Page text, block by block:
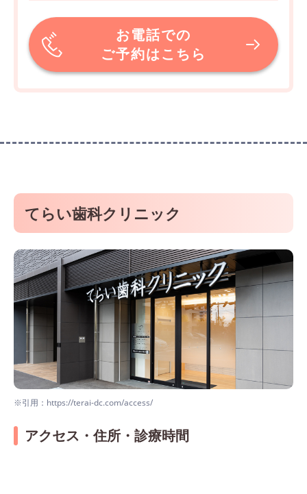
お電話での
ご予約はこちら
てらい歯科クリニック
※引用：https://terai-dc.com/access/
アクセス・住所・診療時間